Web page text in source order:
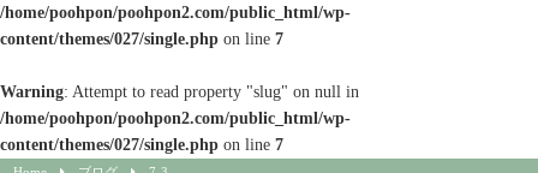
/home/poohpon/poohpon2.com/public_html/wp-
content/themes/027/single.php on line 7
Warning: Attempt to read property "slug" on null in
/home/poohpon/poohpon2.com/public_html/wp-
content/themes/027/single.php on line 7